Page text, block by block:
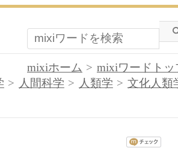
mixiホーム
mixiワードトッ
人間科学 人類学 文化人類